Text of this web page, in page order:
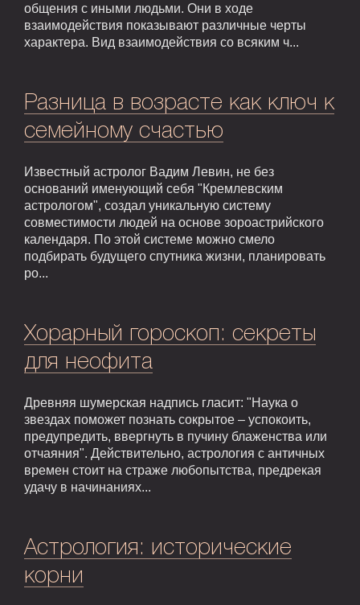
общения с иными людьми. Они в ходе
взаимодействия показывают различные черты
характера. Вид взаимодействия со всяким ч...
Разница в возрасте как ключ к
семейному счастью
Известный астролог Вадим Левин, не без
оснований именующий себя "Кремлевским
астрологом", создал уникальную систему
совместимости людей на основе зороастрийского
календаря. По этой системе можно смело
подбирать будущего спутника жизни, планировать
ро...
Хорарный гороскоп: секреты
для неофита
Древняя шумерская надпись гласит: "Наука о
звездах поможет познать сокрытое – успокоить,
предупредить, ввергнуть в пучину блаженства или
отчаяния". Действительно, астрология с античных
времен стоит на страже любопытства, предрекая
удачу в начинаниях...
Астрология: исторические
корни